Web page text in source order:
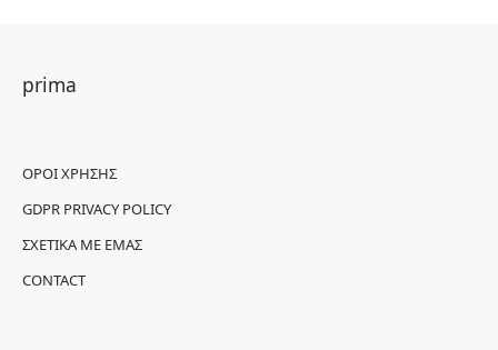
prima
ΌΡΟΙ ΧΡΉΣΗΣ
GDPR PRIVACY POLICY
ΣΧΕΤΙΚΆ ΜΕ ΕΜΆΣ
CONTACT